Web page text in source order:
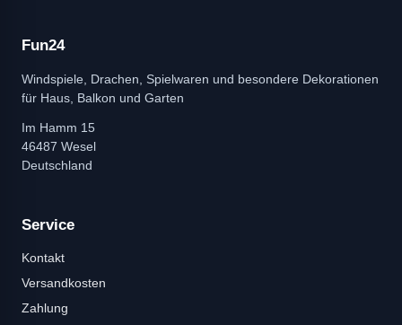
Fun24
Windspiele, Drachen, Spielwaren und besondere Dekorationen
für Haus, Balkon und Garten
Im Hamm 15
46487 Wesel
Deutschland
Service
Kontakt
Versandkosten
Zahlung